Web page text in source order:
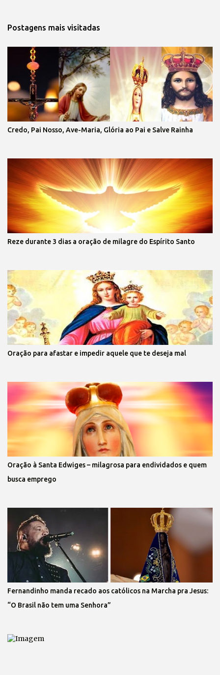
Postagens mais visitadas
Credo, Pai Nosso, Ave-Maria, Glória ao Pai e Salve Rainha
Reze durante 3 dias a oração de milagre do Espírito Santo
Oração para afastar e impedir aquele que te deseja mal
Oração à Santa Edwiges – milagrosa para endividados e quem
busca emprego
Fernandinho manda recado aos católicos na Marcha pra Jesus:
“O Brasil não tem uma Senhora”